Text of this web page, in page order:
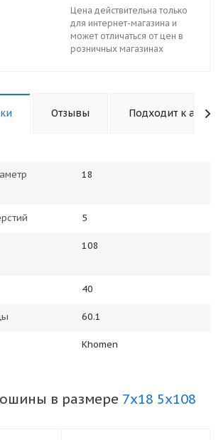
Цена действительна только
для интернет-магазина и
может отличаться от цен в
розничных магазинах
Отзывы Подходит к авто
18
5
108
40
60.1
Khomen
в размере 7x18 5x108